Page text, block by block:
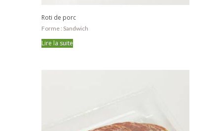
Roti de porc
Forme : Sandwich
Lire la suite